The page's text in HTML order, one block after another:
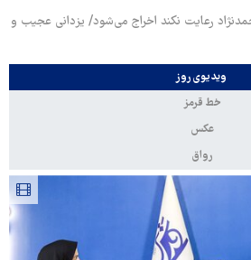
رعایت نکند اخراج می‌شود/ یزدانی عجیب و
ویدیوی روز
خط قرمز
عکس
رواق